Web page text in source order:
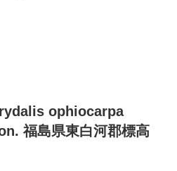
ophiocarpa
福島県東白河郡標高